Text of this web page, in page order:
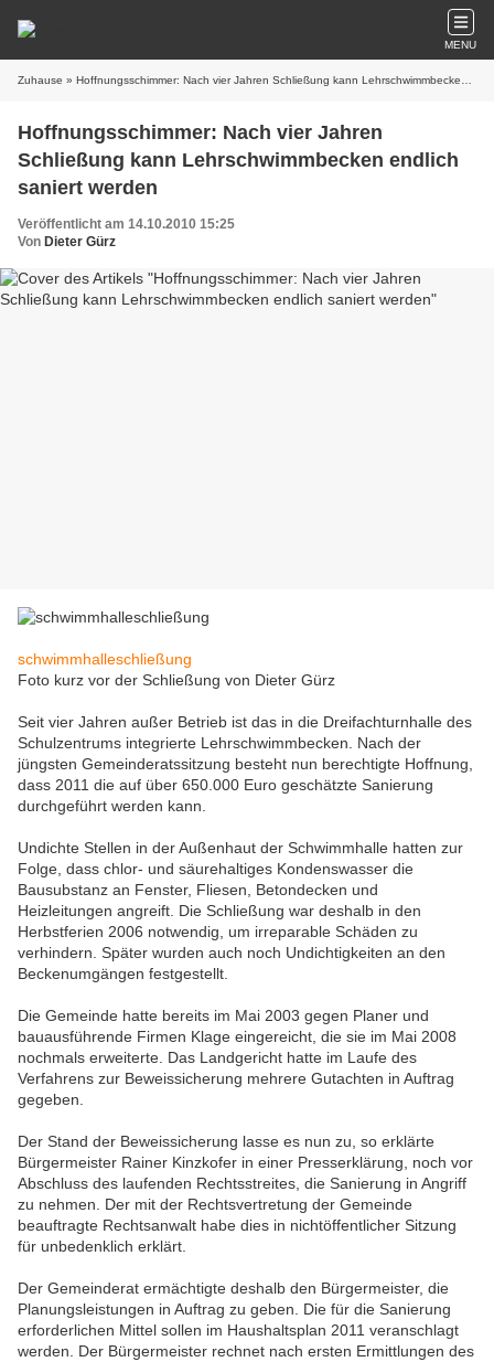
MENU
Zuhause » Hoffnungsschimmer: Nach vier Jahren Schließung kann Lehrschwimmbecken endlich saniert werden
Hoffnungsschimmer: Nach vier Jahren
Schließung kann Lehrschwimmbecken endlich
saniert werden
Veröffentlicht am 14.10.2010 15:25
Von Dieter Gürz
schwimmhalleschließung
Foto kurz vor der Schließung von Dieter Gürz
Seit vier Jahren außer Betrieb ist das in die Dreifachturnhalle des
Schulzentrums integrierte Lehrschwimmbecken. Nach der
jüngsten Gemeinderatssitzung besteht nun berechtigte Hoffnung,
dass 2011 die auf über 650.000 Euro geschätzte Sanierung
durchgeführt werden kann.
Undichte Stellen in der Außenhaut der Schwimmhalle hatten zur
Folge, dass chlor- und säurehaltiges Kondenswasser die
Bausubstanz an Fenster, Fliesen, Betondecken und
Heizleitungen angreift. Die Schließung war deshalb in den
Herbstferien 2006 notwendig, um irreparable Schäden zu
verhindern. Später wurden auch noch Undichtigkeiten an den
Beckenumgängen festgestellt.
Die Gemeinde hatte bereits im Mai 2003 gegen Planer und
bauausführende Firmen Klage eingereicht, die sie im Mai 2008
nochmals erweiterte. Das Landgericht hatte im Laufe des
Verfahrens zur Beweissicherung mehrere Gutachten in Auftrag
gegeben.
Der Stand der Beweissicherung lasse es nun zu, so erklärte
Bürgermeister Rainer Kinzkofer in einer Presserklärung, noch vor
Abschluss des laufenden Rechtsstreites, die Sanierung in Angriff
zu nehmen. Der mit der Rechtsvertretung der Gemeinde
beauftragte Rechtsanwalt habe dies in nichtöffentlicher Sitzung
für unbedenklich erklärt.
Der Gemeinderat ermächtigte deshalb den Bürgermeister, die
Planungsleistungen in Auftrag zu geben. Die für die Sanierung
erforderlichen Mittel sollen im Haushaltsplan 2011 veranschlagt
werden. Der Bürgermeister rechnet nach ersten Ermittlungen des